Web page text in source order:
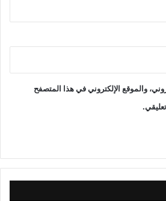
والموقع الإلكتروني في هذا المتصفح